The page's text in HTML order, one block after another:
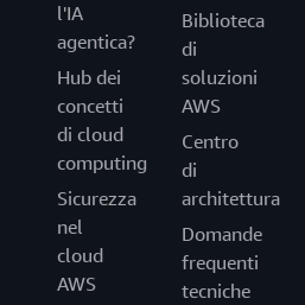
l'IA
agentica?
Hub dei
concetti
di cloud
computing
Sicurezza
nel
cloud
AWS
Biblioteca
di
soluzioni
AWS
Centro
di
architettura
Domande
frequenti
tecniche